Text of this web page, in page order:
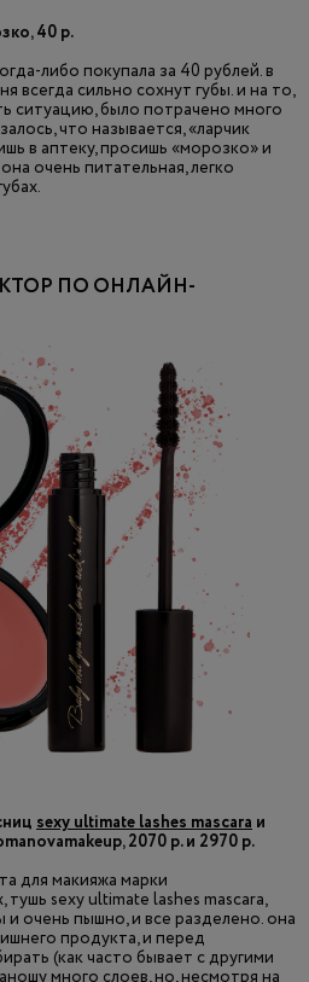
40 р.
либо покупала за 40 рублей. в
всегда сильно сохнут губы. и на то,
ситуацию, было потрачено много
что называется, «ларчик
в аптеку, просишь «морозко» и
очень питательная, легко
ПО ОНЛАЙН-
sexy ultimate lashes mascara и
2070 р. и 2970 р.
для макияжа марки
sexy ultimate lashes mascara,
очень пышно, и все разделено. она
продукта, и перед
(как часто бывает с другими
много слоев, но, несмотря на